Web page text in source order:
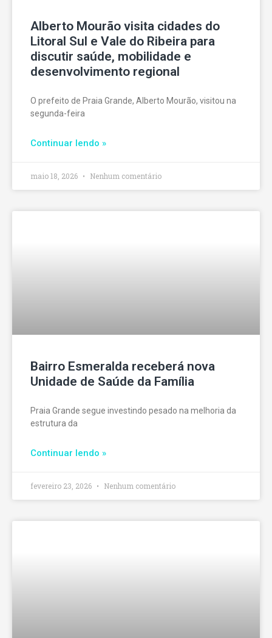
Alberto Mourão visita cidades do
Litoral Sul e Vale do Ribeira para
discutir saúde, mobilidade e
desenvolvimento regional
O prefeito de Praia Grande, Alberto Mourão, visitou na
segunda-feira
Continuar lendo »
maio 18, 2026 Nenhum comentário
Bairro Esmeralda receberá nova
Unidade de Saúde da Família
Praia Grande segue investindo pesado na melhoria da
estrutura da
Continuar lendo »
fevereiro 23, 2026 Nenhum comentário